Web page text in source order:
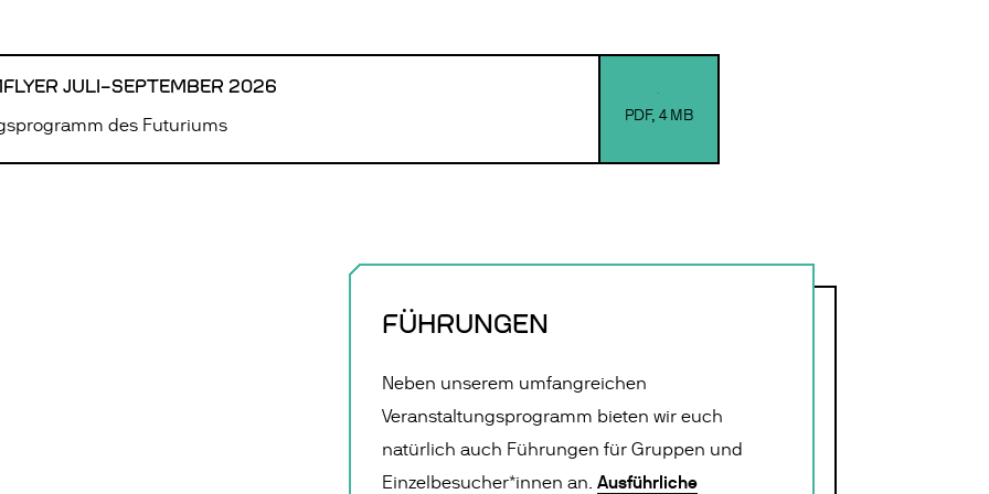
JULI–SEPTEMBER 2026
des Futuriums
PDF, 4 MB
FÜHRUNGEN
Neben unserem umfangreichen
Veranstaltungsprogramm bieten wir euch
natürlich auch Führungen für Gruppen und
Einzelbesucher*innen an. Ausführliche